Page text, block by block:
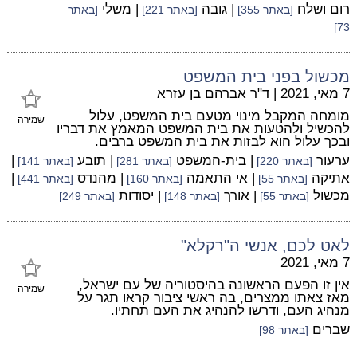
רום ושלח [באתר 355] | גובה [באתר 221] | משלי [באתר
73]
מכשול בפני בית המשפט
שמירה
7 מאי, 2021 | ד"ר אברהם בן עזרא
מומחה המקבל מינוי מטעם בית המשפט, עלול
להכשיל ולהטעות את בית המשפט המאמץ את דבריו
ובכך עלול הוא לבזות את בית המשפט ברבים.
ערעור [באתר 220] | בית-המשפט [באתר 281] | תובע [באתר 141]
|
אתיקה [באתר 55] | אי התאמה [באתר 160] | מהנדס [באתר 441]
|
מכשול [באתר 55] | אורך [באתר 148] | יסודות [באתר 249]
לאט לכם, אנשי ה"רקלא"
שמירה
7 מאי, 2021
אין זו הפעם הראשונה בהיסטוריה של עם ישראל,
מאז צאתו ממצרים, בה ראשי ציבור קראו תגר על
מנהיג העם, ודרשו להנהיג את העם תחתיו.
שברים [באתר 98]